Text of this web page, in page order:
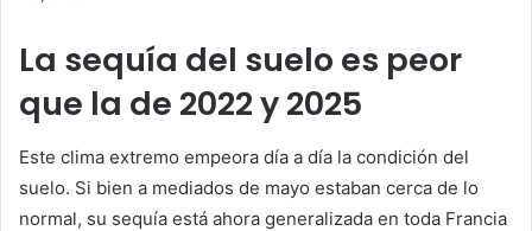
La sequía del suelo es peor
que la de 2022 y 2025
Este clima extremo empeora día a día la condición del
suelo. Si bien a mediados de mayo estaban cerca de lo
normal, su sequía está ahora generalizada en toda Francia